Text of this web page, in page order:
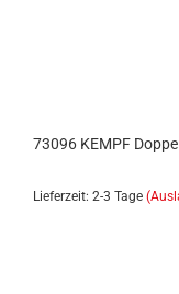
73096 KEMPF
Lieferzeit: 2-3 Tage